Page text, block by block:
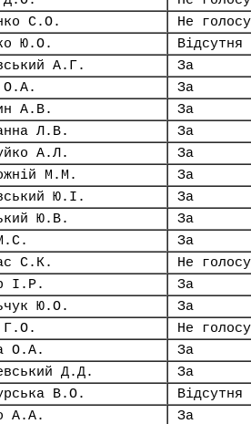
С.О.
Не
Ю.О.
Відсутня
А.Г.
За
О.А.
За
А.В.
За
Л.В.
За
А.Л.
За
М.М.
За
Ю.І.
За
Ю.В.
За
За
С.К.
Не
І.Р.
За
Ю.О.
За
Г.О.
Не
О.А.
За
Д.Д.
За
В.О.
Відсутня
А.А.
За